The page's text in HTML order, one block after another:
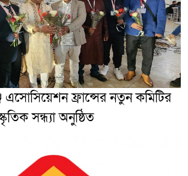
এসোসিয়েশন ফ্রান্সের নতুন কমিটির
সন্ধ্যা অনুষ্ঠিত